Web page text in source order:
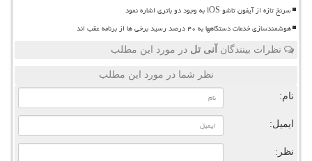
سرنخ تازه از آیفون تاشو iOS به وجود دو باتری اشاره نمود
هوشمندسازی خدمات دستگاهها به ۴۰ درصد رسید برخی ها از برنامه عقب اند
نظرات بینندگان آنی تل در مورد این مطلب
نظر شما در مورد این مطلب
نام:
ایمیل:
نظر: